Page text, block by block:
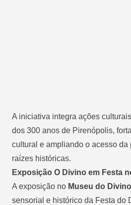
A iniciativa integra ações
dos 300 anos de Pirenópolis,
cultural e ampliando o acesso da
raízes históricas.
Exposição O Divino em Festa
A exposição no Museu do Divino
sensorial e histórico da Festa do